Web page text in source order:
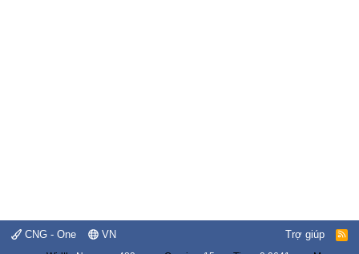
CNG - One VN Trợ giúp
R